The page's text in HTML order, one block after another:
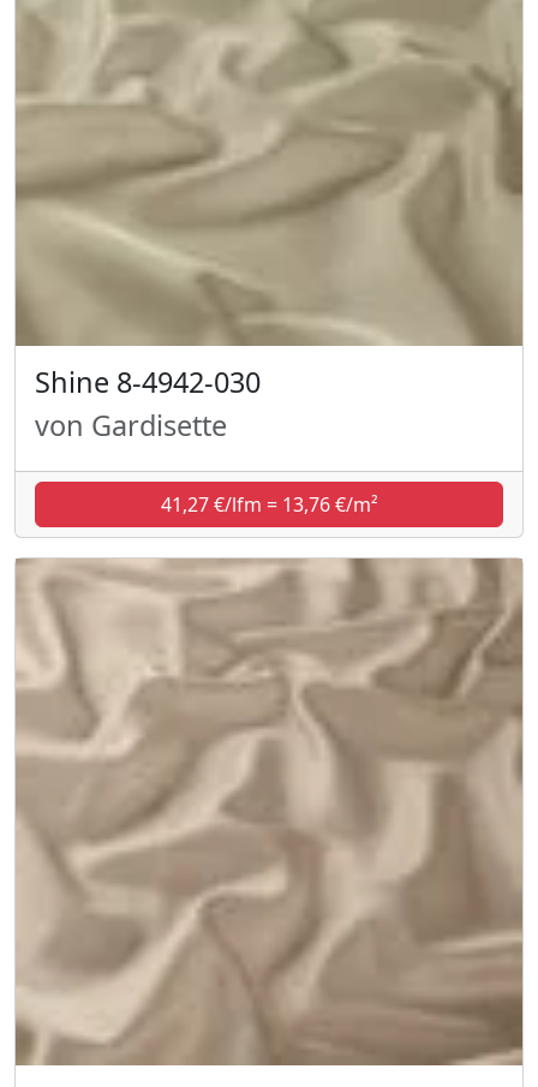
Shine 8-4942-030
von Gardisette
41,27 €/lfm = 13,76 €/m²